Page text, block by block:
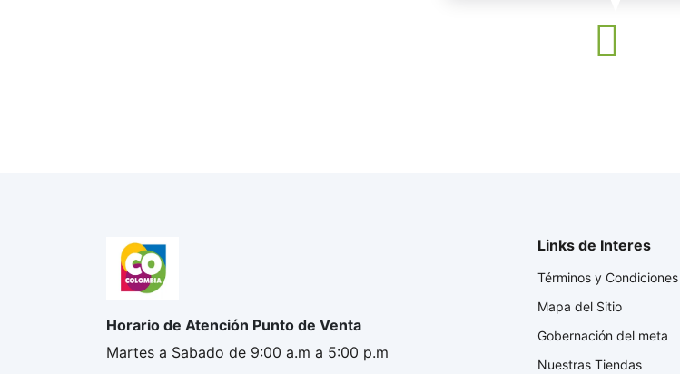
Horario de Atención Punto de Venta
Martes a Sabado de 9:00 a.m a 5:00 p.m
Links de Interes
Términos y Condiciones
Mapa del Sitio
Gobernación del meta
Nuestras Tiendas